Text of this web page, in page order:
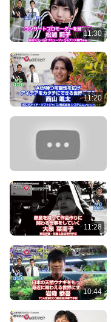
11:30
11:20
11:28
10:44